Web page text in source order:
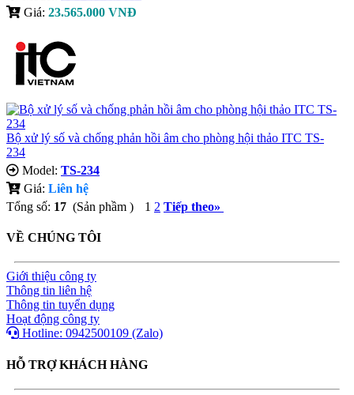
Giá: 23.565.000 VNĐ
​Bộ xử lý số và chống phản hồi âm cho phòng hội thảo ITC TS-
234
Model: TS-234
Giá: Liên hệ
Tổng số: 17 (Sản phầm ) 1 2 Tiếp theo»
VỀ CHÚNG TÔI
Giới thiệu công ty
Thông tin liên hệ
Thông tin tuyển dụng
Hoạt động công ty
Hotline: 0942500109 (Zalo)
HỖ TRỢ KHÁCH HÀNG